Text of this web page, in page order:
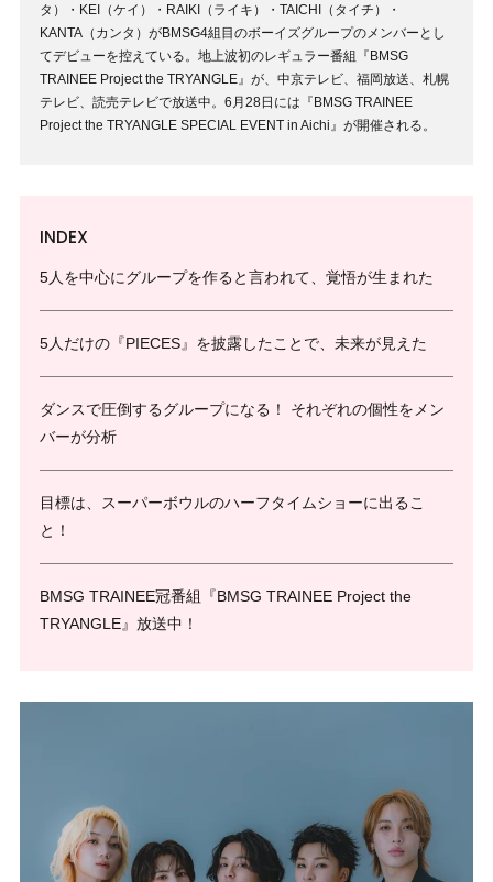
タ）・KEI（ケイ）・RAIKI（ライキ）・TAICHI（タイチ）・
KANTA（カンタ）がBMSG4組目のボーイズグループのメンバーとし
てデビューを控えている。地上波初のレギュラー番組『BMSG
TRAINEE Project the TRYANGLE』が、中京テレビ、福岡放送、札幌
テレビ、読売テレビで放送中。6月28日には『BMSG TRAINEE
Project the TRYANGLE SPECIAL EVENT in Aichi』が開催される。
INDEX
5人を中心にグループを作ると言われて、覚悟が生まれた
5人だけの『PIECES』を披露したことで、未来が見えた
ダンスで圧倒するグループになる！ それぞれの個性をメン
バーが分析
目標は、スーパーボウルのハーフタイムショーに出るこ
と！
BMSG TRAINEE冠番組『BMSG TRAINEE Project the
TRYANGLE』放送中！